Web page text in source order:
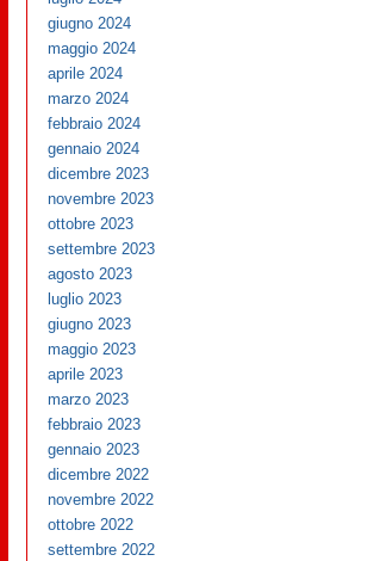
giugno 2024
maggio 2024
aprile 2024
marzo 2024
febbraio 2024
gennaio 2024
dicembre 2023
novembre 2023
ottobre 2023
settembre 2023
agosto 2023
luglio 2023
giugno 2023
maggio 2023
aprile 2023
marzo 2023
febbraio 2023
gennaio 2023
dicembre 2022
novembre 2022
ottobre 2022
settembre 2022